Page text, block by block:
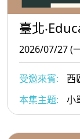
臺北
2026/07/27 (
受邀來賓:
西
本集主題:
小